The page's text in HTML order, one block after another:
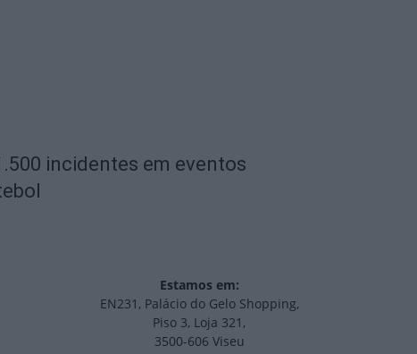
incidentes em eventos
Estamos em:
EN231, Palácio do Gelo Shopping,
Piso 3, Loja 321,
3500-606 Viseu